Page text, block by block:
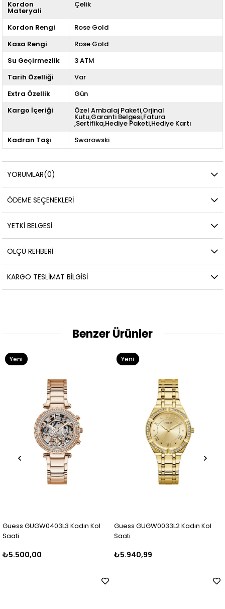
Kordon
Materyali
Çelik
Kordon Rengi
Rose Gold
Kasa Rengi
Rose Gold
Su Geçirmezlik
3 ATM
Tarih Özelliği
Var
Extra Özellik
Gün
Kargo İçeriği
Özel Ambalaj Paketi,Orjinal
Kutu,Garanti Belgesi,Fatura
,Sertifika,Hediye Paketi,Hediye Kartı
Kadran Taşı
Swarowski
YORUMLAR(0)
ÖDEME SEÇENEKLERI
YETKİ BELGESİ
ÖLÇÜ REHBERI
KARGO TESLIMAT BILGISI
Benzer Ürünler
Kadın Kol
Guess GUGW0033L2 Kadın Kol
Guess